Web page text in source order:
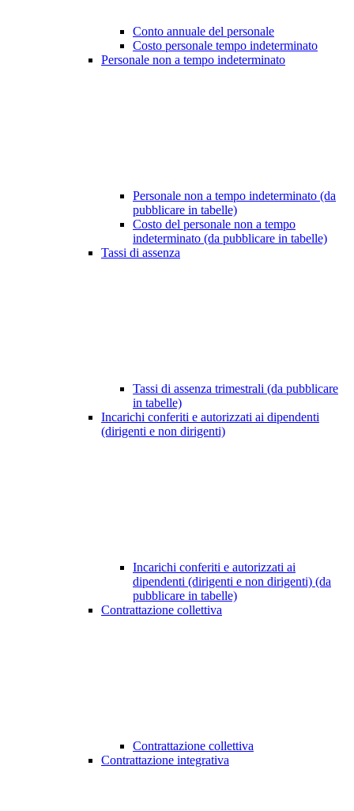
Conto annuale del personale
Costo personale tempo indeterminato
Personale non a tempo indeterminato
Personale non a tempo indeterminato (da
pubblicare in tabelle)
Costo del personale non a tempo
indeterminato (da pubblicare in tabelle)
Tassi di assenza
Tassi di assenza trimestrali (da pubblicare
in tabelle)
Incarichi conferiti e autorizzati ai dipendenti
(dirigenti e non dirigenti)
Incarichi conferiti e autorizzati ai
dipendenti (dirigenti e non dirigenti) (da
pubblicare in tabelle)
Contrattazione collettiva
Contrattazione collettiva
Contrattazione integrativa